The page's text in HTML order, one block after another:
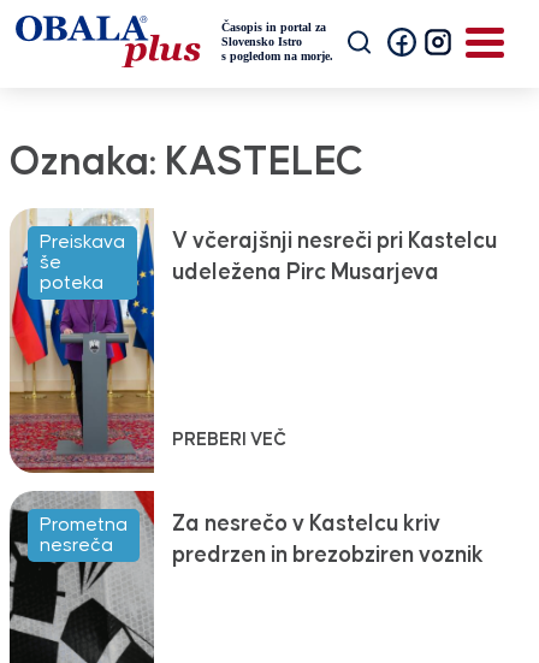
Oznaka: KASTELEC
Preiskava
še
poteka
V včerajšnji nesreči pri Kastelcu
udeležena Pirc Musarjeva
PREBERI VEČ
Prometna
nesreča
Za nesrečo v Kastelcu kriv
predrzen in brezobziren voznik